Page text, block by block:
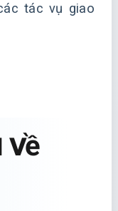
tác vụ giao
về